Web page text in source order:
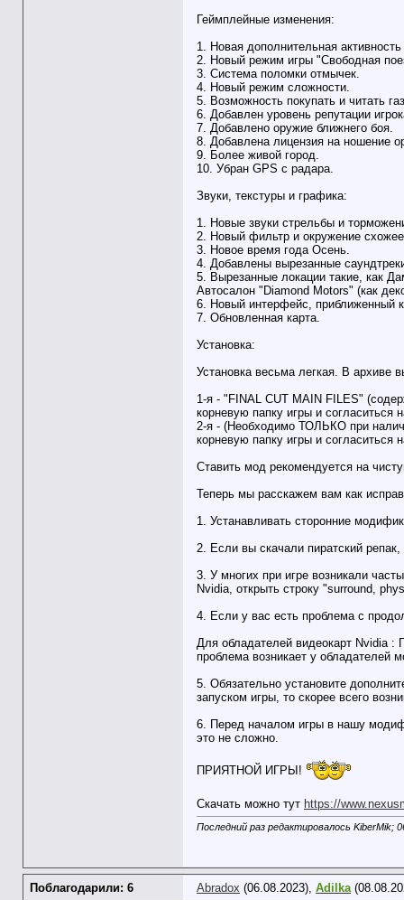
Геймплейные изменения:
1. Новая дополнительная
2. Новый режим игры "Свободная
3. Система поломки отмычек.
4. Новый режим сложности.
5. Возможность покупать и читать
6. Добавлен уровень репутации
7. Добавлено оружие ближнего боя.
8. Добавлена лицензия на ношение
9. Более живой город.
10. Убран GPS с радара.
Звуки, текстуры и графика:
1. Новые звуки стрельбы и
2. Новый фильтр и окружение
3. Новое время года Осень.
4. Добавлены вырезанные
5. Вырезанные локации такие, как
Автосалон "Diamond Motors" (как
6. Новый интерфейс, приближенный
7. Обновленная карта.
Установка:
Установка весьма легкая. В архиве
1-я - "FINAL CUT MAIN FILES"
корневую папку игры и
2-я - (Необходимо ТОЛЬКО при
корневую папку игры и согласиться
Ставить мод рекомендуется на
Теперь мы расскажем вам как
1. Устанавливать сторонние
2. Если вы скачали пиратский
3. У многих при игре возникали
Nvidia, открыть строку "surround,
4. Если у вас есть проблема с
Для обладателей видеокарт Nvidia :
проблема возникает у обладателей
5. Обязательно установите
запуском игры, то скорее всего
6. Перед началом игры в нашу
это не сложно.
ПРИЯТНОЙ ИГРЫ!
Скачать можно тут https://
Последний раз редактировалось KiberMik;
Поблагодарили: 6 Abradox (06.08.2023), Adilka